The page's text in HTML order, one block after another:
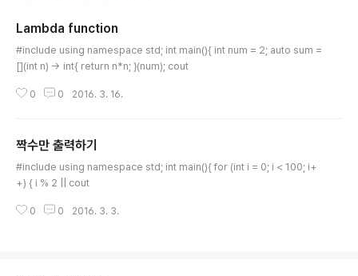
Lambda function
#include using namespace std; int main(){ int num = 2; auto sum =
[](int n) -> int{ return n*n; }(num); cout
0 0 2016. 3. 16.
짝수만 출력하기
#include using namespace std; int main(){ for (int i = 0; i < 100; i+
+) { i % 2 || cout
0 0 2016. 3. 3.